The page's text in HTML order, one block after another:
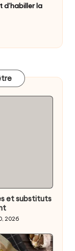
d’habiller la
et substituts
2026